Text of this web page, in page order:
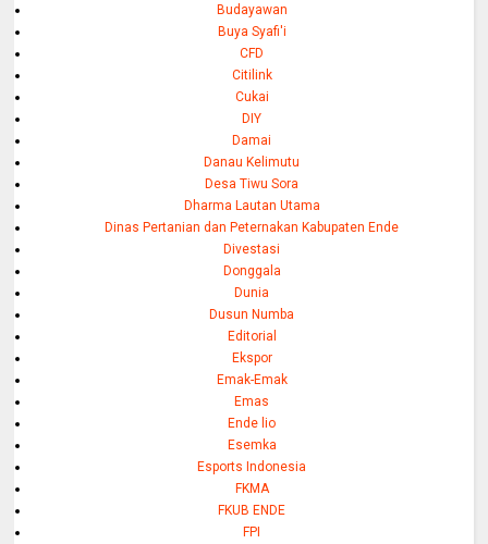
Budayawan
Buya Syafi'i
CFD
Citilink
Cukai
DIY
Damai
Danau Kelimutu
Desa Tiwu Sora
Dharma Lautan Utama
Dinas Pertanian dan Peternakan Kabupaten Ende
Divestasi
Donggala
Dunia
Dusun Numba
Editorial
Ekspor
Emak-Emak
Emas
Ende lio
Esemka
Esports Indonesia
FKMA
FKUB ENDE
FPI